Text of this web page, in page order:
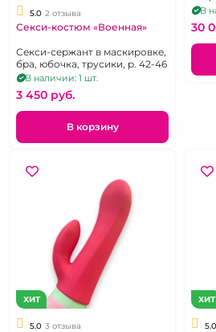
5.0 2 отзыва
Секси-костюм «Военная»
Секси-сержант в маскировке,
бра, юбочка, трусики, р. 42-46
В наличии: 1 шт.
3 450 pуб.
В корзину
В
30
ХИТ
5.0 3 отзыва
ХИТ
5.0